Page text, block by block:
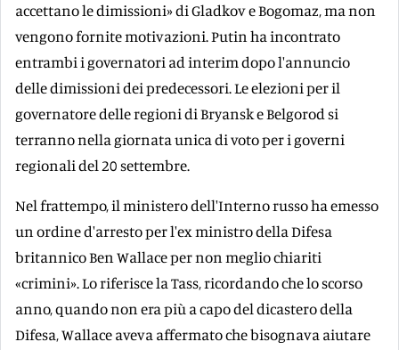
accettano le dimissioni» di Gladkov e Bogomaz, ma non
vengono fornite motivazioni. Putin ha incontrato
entrambi i governatori ad interim dopo l'annuncio
delle dimissioni dei predecessori. Le elezioni per il
governatore delle regioni di Bryansk e Belgorod si
terranno nella giornata unica di voto per i governi
regionali del 20 settembre.
Nel frattempo, il ministero dell'Interno russo ha emesso
un ordine d'arresto per l'ex ministro della Difesa
britannico Ben Wallace per non meglio chiariti
«crimini». Lo riferisce la Tass, ricordando che lo scorso
anno, quando non era più a capo del dicastero della
Difesa, Wallace aveva affermato che bisognava aiutare